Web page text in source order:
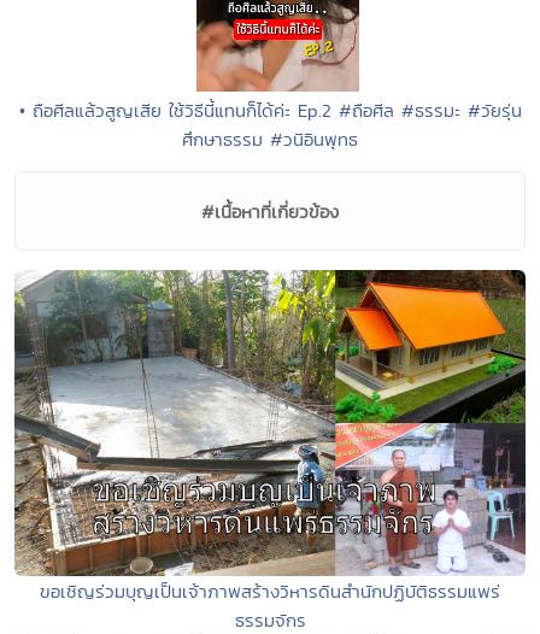
• ถือศีลแล้วสูญเสีย ใช้วิธีนี้แทนก็ได้ค่ะ Ep.2 #ถือศีล #ธรรมะ #วัยรุ่น
ศึกษาธรรม #วนิอินพุทธ
#เนื้อหาที่เกี่ยวข้อง
ขอเชิญร่วมบุญเป็นเจ้าภาพสร้างวิหารดินสำนักปฏิบัติธรรมแพร่
ธรรมจักร